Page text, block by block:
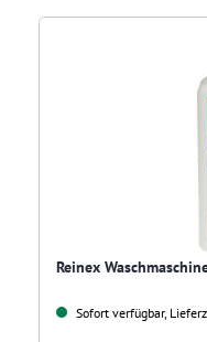
Reinex
Sofort verfügbar,